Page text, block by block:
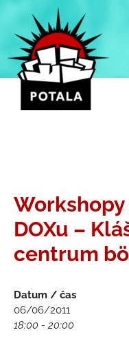
Přeskočit
obsah
DOXu –
centrum
Datum / čas
06/06/2011
18:00 - 20:00